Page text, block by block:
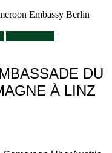
DU
À LINZ